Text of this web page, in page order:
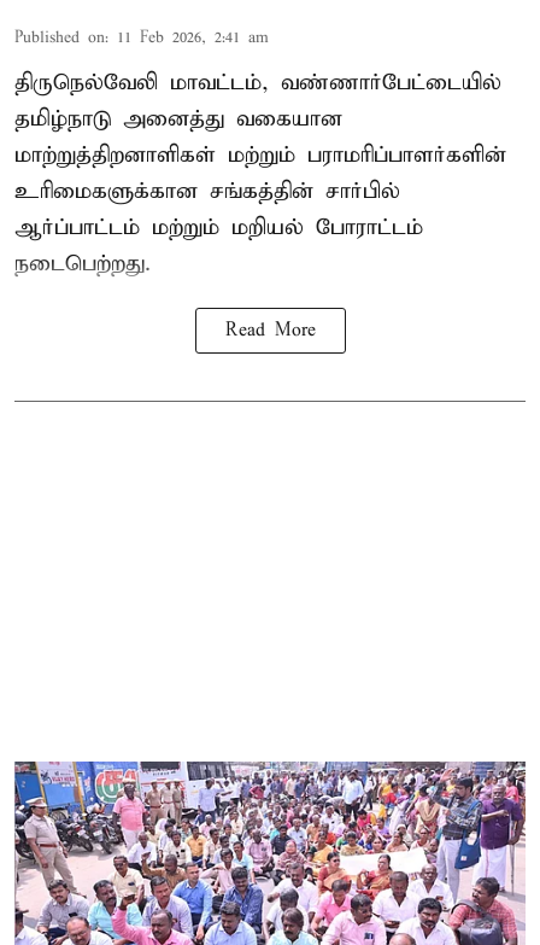
Published on: 11 Feb 2026, 2:41 am
திருநெல்வேலி மாவட்டம், வண்ணார்பேட்டையில்
தமிழ்நாடு அனைத்து வகையான
மாற்றுத்திறனாளிகள் மற்றும் பராமரிப்பாளர்களின்
உரிமைகளுக்கான சங்கத்தின் சார்பில்
ஆர்ப்பாட்டம் மற்றும் மறியல் போராட்டம்
நடைபெற்றது.
Read More